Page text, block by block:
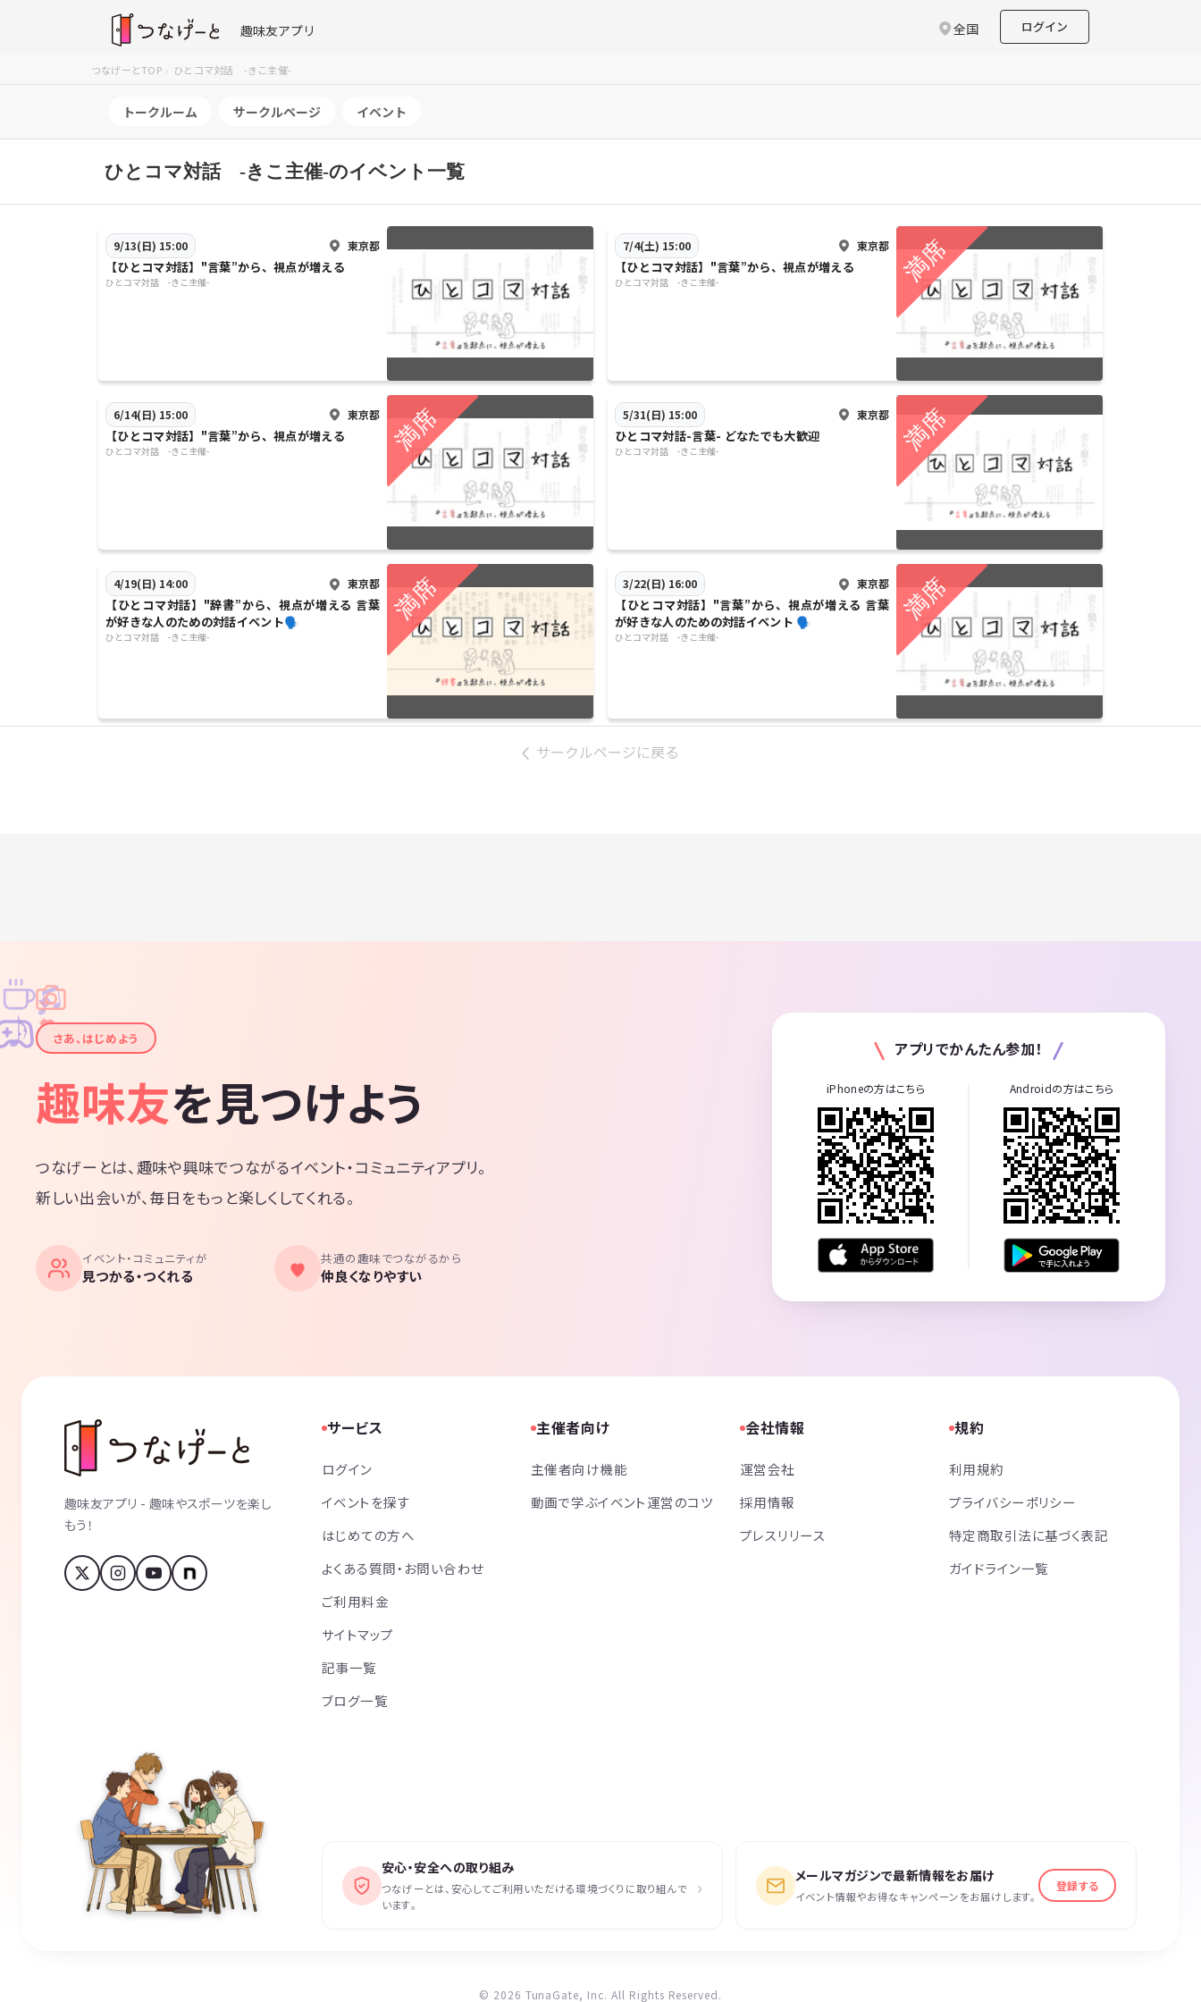
趣味友アプリ 全国 ログイン
つなげーとTOP ひとコマ対話 -きこ主催-
トークルーム サークルページ イベント
ひとコマ対話 -きこ主催-のイベント一覧
9/13(日) 15:00 東京都
【ひとコマ対話】"言葉”から、視点が増える
ひとコマ対話 -きこ主催-
7/4(土) 15:00 東京都
【ひとコマ対話】"言葉”から、視点が増える
ひとコマ対話 -きこ主催-
6/14(日) 15:00 東京都
【ひとコマ対話】"言葉”から、視点が増える
ひとコマ対話 -きこ主催-
5/31(日) 15:00 東京都
ひとコマ対話-言葉- どなたでも大歓迎
ひとコマ対話 -きこ主催-
4/19(日) 14:00 東京都
【ひとコマ対話】"辞書”から、視点が増える 言葉
が好きな人のための対話イベント🗣️
ひとコマ対話 -きこ主催-
3/22(日) 16:00 東京都
【ひとコマ対話】"言葉”から、視点が増える 言葉
が好きな人のための対話イベント 🗣️
ひとコマ対話 -きこ主催-
サークルページに戻る
✦
✦
✧
✧
♪
♫
さあ、はじめよう
趣味友を見つけよう
つなげーとは、趣味や興味でつながるイベント・コミュニティアプリ。
新しい出会いが、毎日をもっと楽しくしてくれる。
イベント・コミュニティが
見つかる・つくれる
共通の趣味でつながるから
仲良くなりやすい
アプリでかんたん参加！
iPhoneの方はこちら Androidの方はこちら
趣味友アプリ - 趣味やスポーツを楽し
もう！
サービス
ログイン
イベントを探す
はじめての方へ
よくある質問・お問い合わせ
ご利用料金
サイトマップ
記事一覧
ブログ一覧
主催者向け
主催者向け機能
動画で学ぶイベント運営のコツ
会社情報
運営会社
採用情報
プレスリリース
規約
利用規約
プライバシーポリシー
特定商取引法に基づく表記
ガイドライン一覧
安心・安全への取り組み
つなげーとは、安心してご利用いただける環境づくりに取り組んで
います。
› メールマガジンで最新情報をお届け
イベント情報やお得なキャンペーンをお届けします。
登録する
© 2026 TunaGate, Inc. All Rights Reserved.